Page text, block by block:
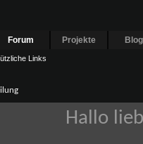
Forum
Links
Projekte
Hallo